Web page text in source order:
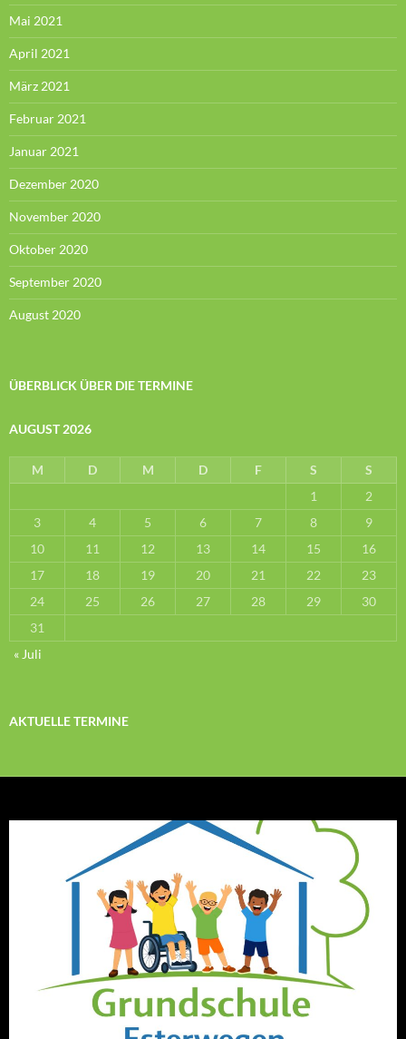
Mai 2021
April 2021
März 2021
Februar 2021
Januar 2021
Dezember 2020
November 2020
Oktober 2020
September 2020
August 2020
ÜBERBLICK ÜBER DIE TERMINE
AUGUST 2026
M D M D F S
S
1
2
3
4 5 6 7 8
9
10
11 12 13 14 15
16
17
18 19 20 21 22
23
24
25 26 27 28 29
30
31
« Juli
AKTUELLE TERMINE